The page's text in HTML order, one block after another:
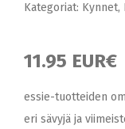
Kategoriat: Kynnet,
11.95 EUR€
essie-tuotteiden
eri sävyjä ja